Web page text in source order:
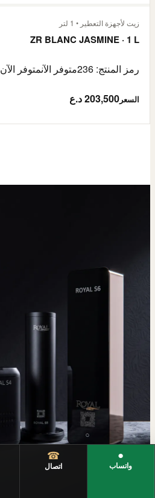
●
واتساب
☎
اتصال
زيت لأجهزة التعطير • 1 لتر
ZR BLANC JASMINE · 1 L
رمز المنتج: 236 متوفر الآنمتوفر الآن
السعر 203,500 د.ع